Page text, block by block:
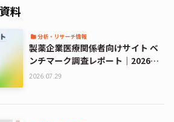
料
分析・リサーチ情報
製薬企業医療関係者向けサイト ベ
ンチマーク調査レポート｜2026年
Q2（4-6月）版
2026.07.29